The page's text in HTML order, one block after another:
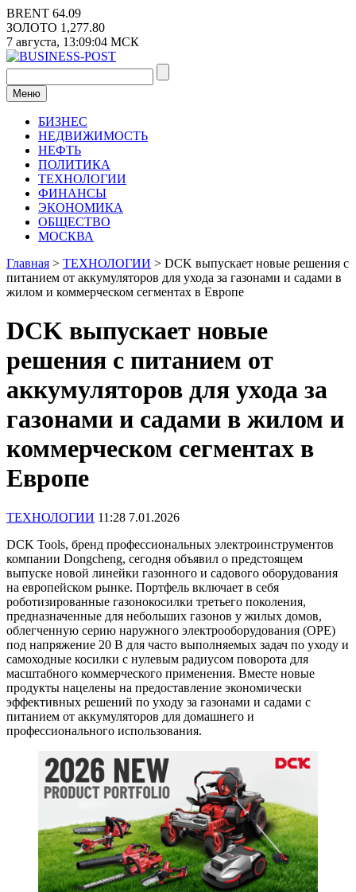
Перейти
к
содержимому
BRENT 64.09
ЗОЛОТО 1,277.80
7 августа, 13:09:04 МСК
Меню
БИЗНЕС
НЕДВИЖИМОСТЬ
НЕФТЬ
ПОЛИТИКА
ТЕХНОЛОГИИ
ФИНАНСЫ
ЭКОНОМИКА
ОБЩЕСТВО
МОСКВА
Главная > ТЕХНОЛОГИИ > DCK выпускает новые решения с
питанием от аккумуляторов для ухода за газонами и садами в
жилом и коммерческом сегментах в Европе
DCK выпускает новые
решения с питанием от
аккумуляторов для ухода за
газонами и садами в жилом и
коммерческом сегментах в
Европе
ТЕХНОЛОГИИ 11:28 7.01.2026
DCK Tools, бренд профессиональных электроинструментов
компании Dongcheng, сегодня объявил о предстоящем
выпуске новой линейки газонного и садового оборудования
на европейском рынке. Портфель включает в себя
роботизированные газонокосилки третьего поколения,
предназначенные для небольших газонов у жилых домов,
облегченную серию наружного электрооборудования (OPE)
под напряжение 20 В для часто выполняемых задач по уходу и
самоходные косилки с нулевым радиусом поворота для
масштабного коммерческого применения. Вместе новые
продукты нацелены на предоставление экономически
эффективных решений по уходу за газонами и садами с
питанием от аккумуляторов для домашнего и
профессионального использования.